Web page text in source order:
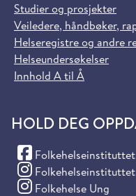
Studier og prosjekter
Veiledere, håndbøker,
Helseregistre og andre
Helseundersøkelser
Innhold A til Å
HOLD DEG
Folkehelseinstituttet
(Facebook)
Folkehelseinstituttet
(Instagram)
Folkehelse Ung
(Instagram)